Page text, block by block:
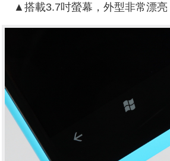
▲搭載3.7吋螢幕，外型非常漂亮